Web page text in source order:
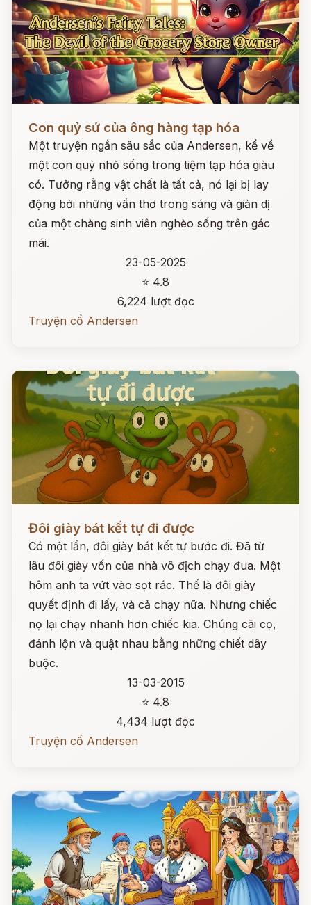
Con quỷ sứ của ông hàng tạp hóa
Một truyện ngắn sâu sắc của Andersen, kể về
một con quỷ nhỏ sống trong tiệm tạp hóa giàu
có. Tưởng rằng vật chất là tất cả, nó lại bị lay
động bởi những vần thơ trong sáng và giản dị
của một chàng sinh viên nghèo sống trên gác
mái.
23-05-2025
⭐ 4.8
6,224 lượt đọc
Truyện cổ Andersen
Đôi giày bát kết tự đi được
Có một lần, đôi giày bát kết tự bước đi. Đã từ
lâu đôi giày vốn của nhà vô địch chạy đua. Một
hôm anh ta vứt vào sọt rác. Thế là đôi giày
quyết định đi lấy, và cả chạy nữa. Nhưng chiếc
nọ lại chạy nhanh hơn chiếc kia. Chúng cãi cọ,
đánh lộn và quật nhau bằng những chiết dây
buộc.
13-03-2015
⭐ 4.8
4,434 lượt đọc
Truyện cổ Andersen